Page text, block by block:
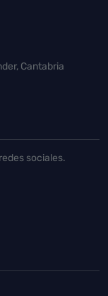
Cantabria
sociales.